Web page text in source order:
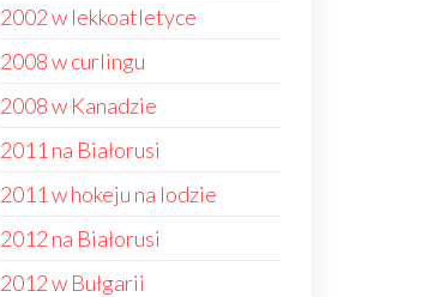
2002 w lekkoatletyce
2008 w curlingu
2008 w Kanadzie
2011 na Białorusi
2011 w hokeju na lodzie
2012 na Białorusi
2012 w Bułgarii